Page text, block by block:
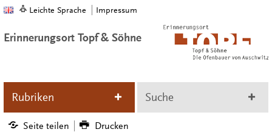
Leichte Sprache Impressum
Erinnerungsort Topf & Söhne
Rubriken Suche
Seite teilen Drucken